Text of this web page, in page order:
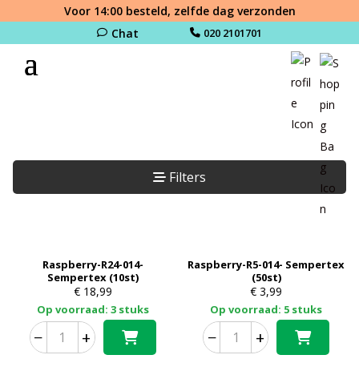
Voor 14:00 besteld, zelfde dag verzonden
Chat
020 2101701
Filters
Raspberry-R24-014-
Sempertex (10st)
€18,99
Op voorraad: 3 stuks
− +
Raspberry-R5-014- Sempertex
(50st)
€ 3,99
Op voorraad: 5 stuks
− +